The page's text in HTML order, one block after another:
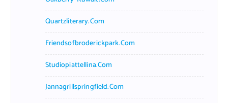
Quartzliterary.com
Friendsofbroderickpark.com
Studiopiattellina.com
Jannagrillspringfield.com